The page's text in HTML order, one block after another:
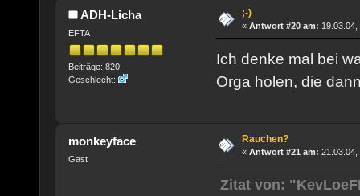
ADH-Licha
EFTA
Beiträge: 820
Geschlecht:
;-)
« Antwort #20 am: 19.03.04,
Ich denke mal bei
Orga holen, die
monkeyface
Gast
Rauchen?
« Antwort #21 am: 21.03.04,
Zitat von: